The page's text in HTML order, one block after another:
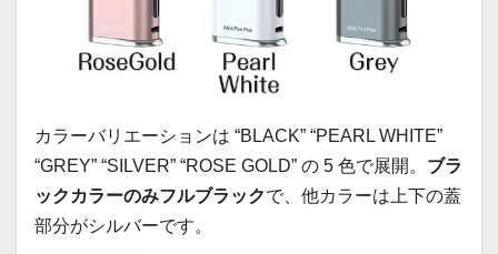
カラーバリエーションは “BLACK” “PEARL WHITE”
“GREY” “SILVER” “ROSE GOLD” の 5 色で展開。 ブラ
ックカラーのみフルブラックで、他カラーは上下の蓋
部分がシルバーです。